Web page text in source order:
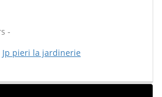
-
Jp pieri la jardinerie